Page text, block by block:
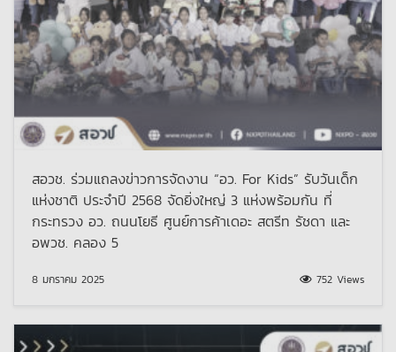
สอวช. ร่วมแถลงข่าวการจัดงาน “อว. For Kids” รับวันเด็ก
แห่งชาติ ประจำปี 2568 จัดยิ่งใหญ่ 3 แห่งพร้อมกัน ที่
กระทรวง อว. ถนนโยธี ศูนย์การค้าเดอะ สตรีท รัชดา และ
อพวช. คลอง 5
8 มกราคม 2025 752 Views